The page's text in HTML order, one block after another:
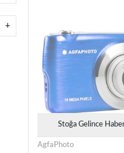
Stoğa Gelince
AgfaPhoto